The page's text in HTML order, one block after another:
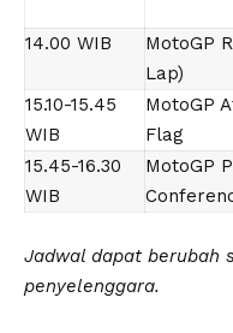
14.00 WIB
MotoGP
Lap)
15.10-15.45
WIB
MotoGP
Flag
15.45-16.30
WIB
MotoGP
Jadwal dapat berubah
penyelenggara.